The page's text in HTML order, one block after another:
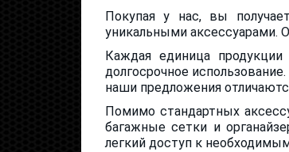
Покупая у нас, вы
уникальными аксессуарами.
Каждая единица
долгосрочное
наши предложения
Помимо стандартных
багажные сетки и
легкий доступ к